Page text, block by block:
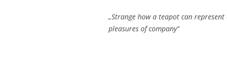
„Strange how a teapot can
pleasures of company”